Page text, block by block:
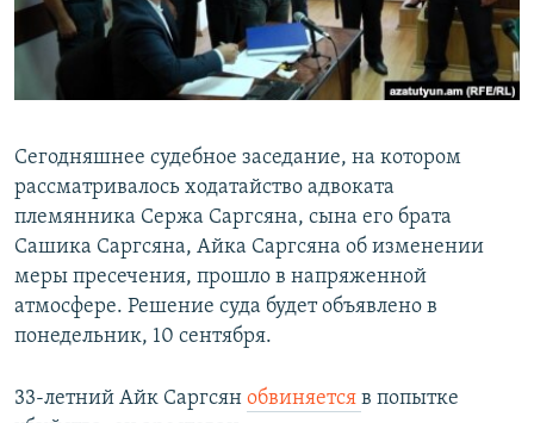
English
Русский
Сегодняшнее судебное заседание, на котором
рассматривалось ходатайство адвоката
племянника Сержа Саргсяна, сына его брата
Сашика Саргсяна, Айка Саргсяна об изменении
меры пресечения, прошло в напряженной
атмосфере. Решение суда будет объявлено в
понедельник, 10 сентября.
33-летний Айк Саргсян обвиняется в попытке